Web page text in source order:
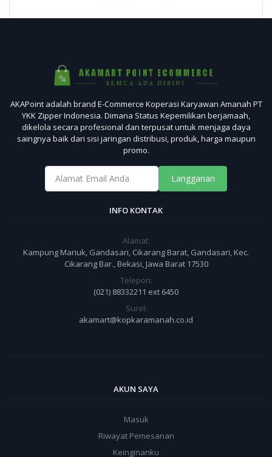
AKAPoint adalah brand E-Commerce Koperasi Karyawan Amanah PT
YKK Zipper Indonesia. Dimana Status Kepemilikan berjamaah,
dikelola secara profesional dan terpusat untuk menjaga daya
saingnya baik dari sisi jaringan distribusi, produk, harga maupun
promo.
Langganan
INFO KONTAK
Alamat:
Kampung Mariuk, Gandasari, Cikarang Barat, Gandasari, Kec.
Cikarang Bar., Bekasi, Jawa Barat 17530
Telepon:
(021) 88332211 ext 6450
Surel:
akamart@kopkaramanah.co.id
AKUN SAYA
Masuk
Riwayat Pemesanan
Keinginanku